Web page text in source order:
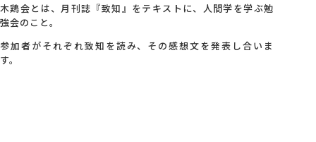
最新ブログ
木鶏会とは、月刊誌『致知』をテキストに、人間学を学ぶ勉
強会のこと。
参加者がそれぞれ致知を読み、その感想文を発表し合いま
す。